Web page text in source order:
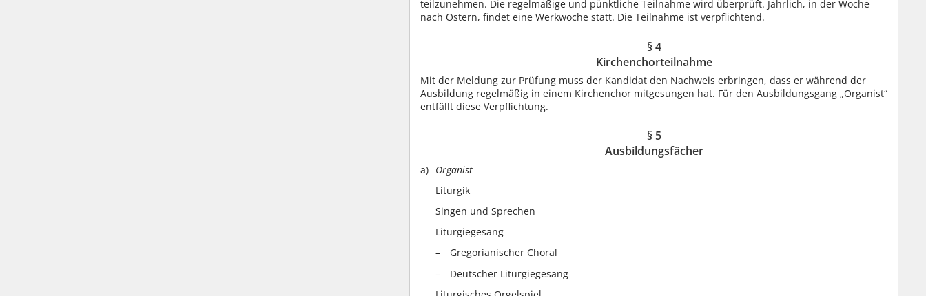
teilzunehmen. Die regelmäßige und pünktliche Teilnahme wird überprüft. Jährlich, in der Woche
nach Ostern, findet eine Werkwoche statt. Die Teilnahme ist verpflichtend.
§ 4
Kirchenchorteilnahme
Mit der Meldung zur Prüfung muss der Kandidat den Nachweis erbringen, dass er während der
Ausbildung regelmäßig in einem Kirchenchor mitgesungen hat. Für den Ausbildungsgang „Organist“
entfällt diese Verpflichtung.
§ 5
Ausbildungsfächer
Organist
Liturgik
Singen und Sprechen
Liturgiegesang
Gregorianischer Choral
Deutscher Liturgiegesang